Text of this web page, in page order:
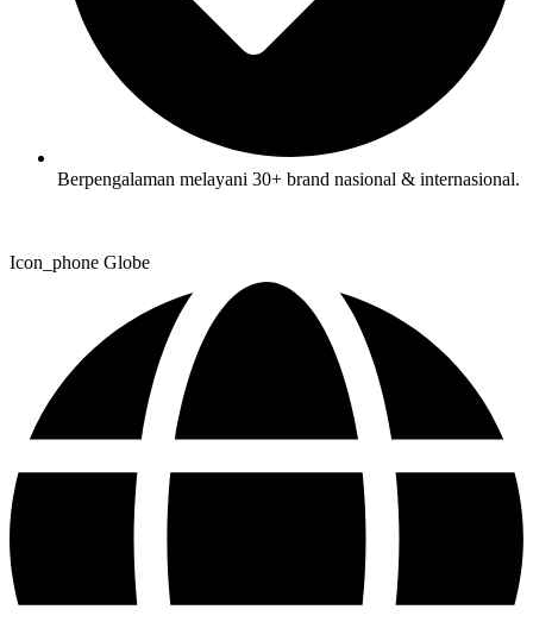
Berpengalaman melayani 30+ brand nasional & internasional.
Icon_phone Globe